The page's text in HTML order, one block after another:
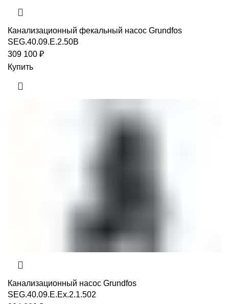
Канализационный фекальный насос Grundfos
SEG.40.09.E.2.50B
309 100 ₽
Купить
Канализационный насос Grundfos
SEG.40.09.E.Ex.2.1.502